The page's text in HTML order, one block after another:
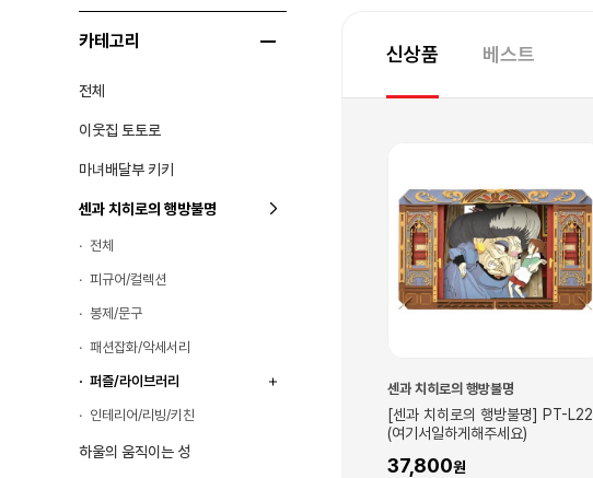
카테고리
전체
이웃집 토토로
마녀배달부 키키
센과 치히로의 행방불명
전체
피규어/컬렉션
봉제/문구
패션잡화/악세서리
퍼즐/라이브러리
인테리어/리빙/키친
하울의 움직이는 성
신상품 베스트
불명]미니종이크
10
대원씨아이
[대원키즈] 지브리애니메이션 센과
18,000
센과 치히로의 행방불명
[센과 치히로의 행방불명] PT-L22
(여기서일하게해주세요)
37,800